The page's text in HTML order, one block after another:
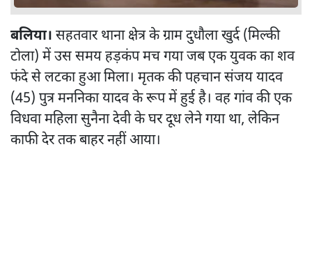
बलिया। सहतवार थाना क्षेत्र के ग्राम दुधौला खुर्द (मिल्की
टोला) में उस समय हड़कंप मच गया जब एक युवक का शव
फंदे से लटका हुआ मिला। मृतक की पहचान संजय यादव
(45) पुत्र मननिका यादव के रूप में हुई है। वह गांव की एक
विधवा महिला सुनैना देवी के घर दूध लेने गया था, लेकिन
काफी देर तक बाहर नहीं आया।